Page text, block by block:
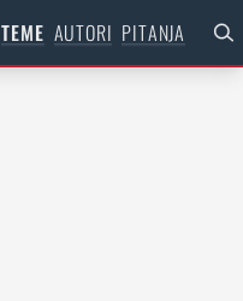
TEME AUTORI PITANJA